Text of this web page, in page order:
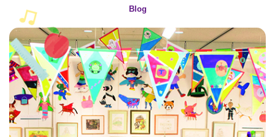
Blog